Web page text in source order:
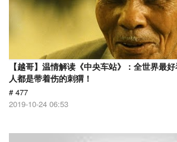
【越哥】温情解读《中央车站》：全世界最
人都是带着伤的刺猬！
# 477
2019-10-24 06:53